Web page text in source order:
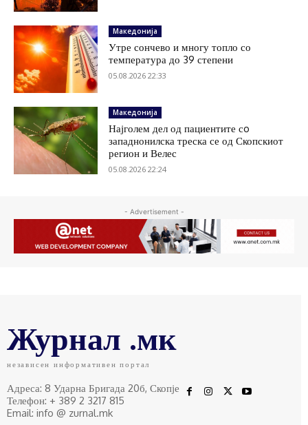
Македонија
Утре сончево и многу топло со
температура до 39 степени
05.08.2026 22:33
Македонија
Најголем дел од пациентите сo
западнонилска треска се од Скопскиот
регион и Велес
05.08.2026 22:24
- Advertisement -
Журнал .мк
независен информативен портал
Адреса: 8 Ударна Бригада 20б, Скопје
Телефон: + 389 2 3217 815
Email: info @ zurnal.mk